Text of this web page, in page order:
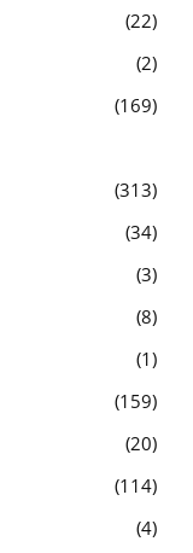
22
2
169
313
34
3
8
1
159
20
114
4